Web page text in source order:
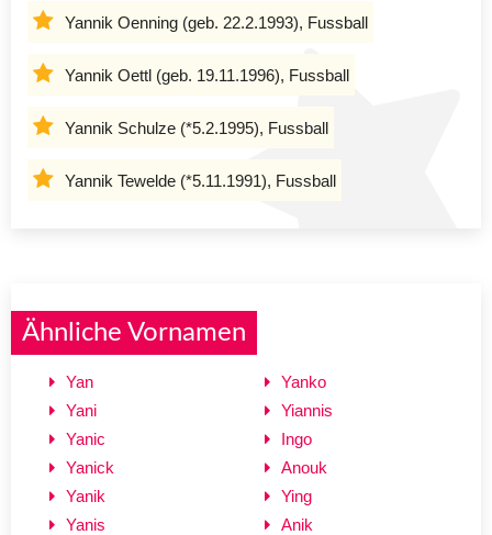
Yannik Oenning (geb. 22.2.1993), Fussball
Yannik Oettl (geb. 19.11.1996), Fussball
Yannik Schulze (*5.2.1995), Fussball
Yannik Tewelde (*5.11.1991), Fussball
Ähnliche Vornamen
Yan
Yani
Yanic
Yanick
Yanik
Yanis
Yanko
Yiannis
Ingo
Anouk
Ying
Anik